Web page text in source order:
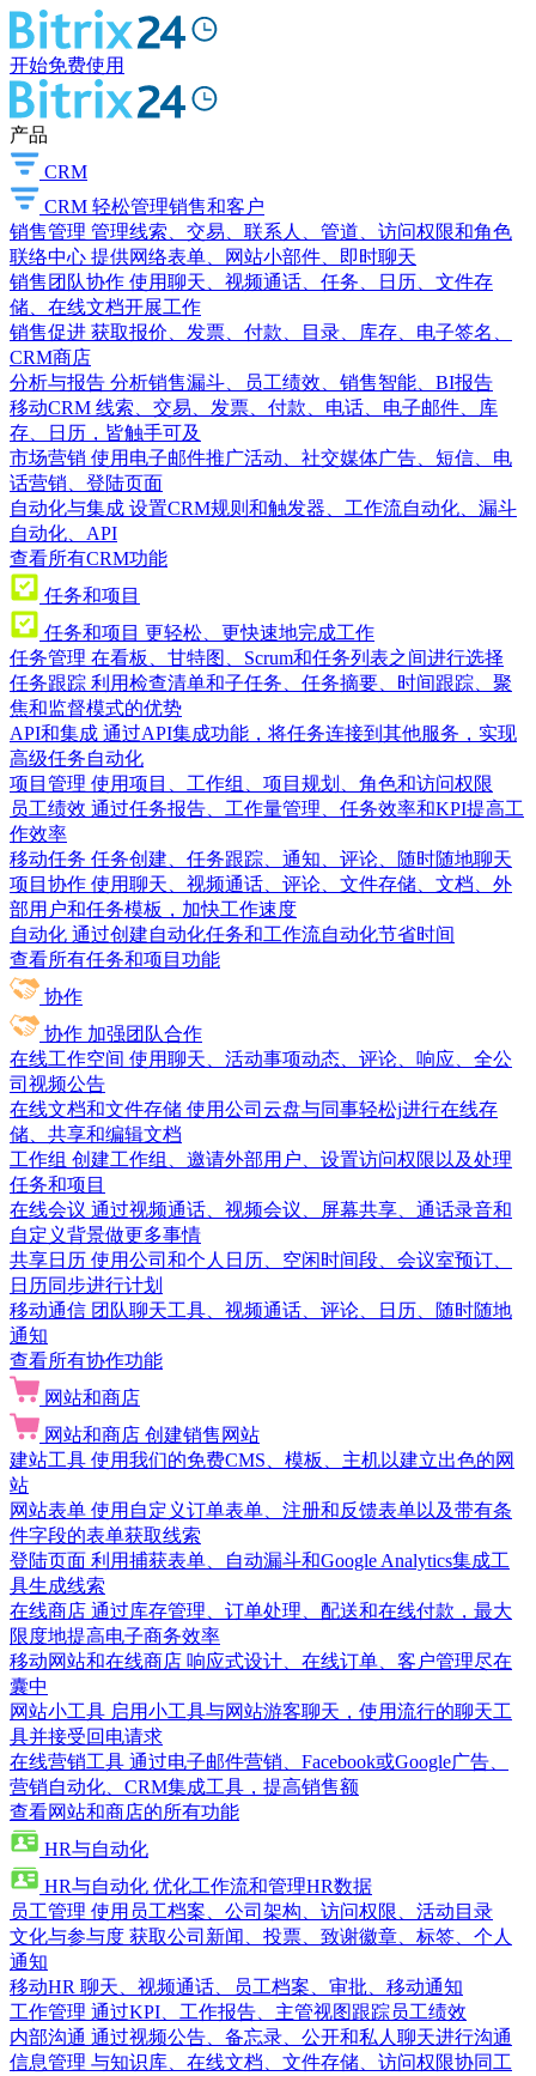
开始免费使用
产品
CRM
CRM 轻松管理销售和客户
销售管理 管理线索、交易、联系人、管道、访问权限和角色
联络中心 提供网络表单、网站小部件、即时聊天
销售团队协作 使用聊天、视频通话、任务、日历、文件存
储、在线文档开展工作
销售促进 获取报价、发票、付款、目录、库存、电子签名、
CRM商店
分析与报告 分析销售漏斗、员工绩效、销售智能、BI报告
移动CRM 线索、交易、发票、付款、电话、电子邮件、库
存、日历，皆触手可及
市场营销 使用电子邮件推广活动、社交媒体广告、短信、电
话营销、登陆页面
自动化与集成 设置CRM规则和触发器、工作流自动化、漏斗
自动化、API
查看所有CRM功能
任务和项目
任务和项目 更轻松、更快速地完成工作
任务管理 在看板、甘特图、Scrum和任务列表之间进行选择
任务跟踪 利用检查清单和子任务、任务摘要、时间跟踪、聚
焦和监督模式的优势
API和集成 通过API集成功能，将任务连接到其他服务，实现
高级任务自动化
项目管理 使用项目、工作组、项目规划、角色和访问权限
员工绩效 通过任务报告、工作量管理、任务效率和KPI提高工
作效率
移动任务 任务创建、任务跟踪、通知、评论、随时随地聊天
项目协作 使用聊天、视频通话、评论、文件存储、文档、外
部用户和任务模板，加快工作速度
自动化 通过创建自动化任务和工作流自动化节省时间
查看所有任务和项目功能
协作
协作 加强团队合作
在线工作空间 使用聊天、活动事项动态、评论、响应、全公
司视频公告
在线文档和文件存储 使用公司云盘与同事轻松j进行在线存
储、共享和编辑文档
工作组 创建工作组、邀请外部用户、设置访问权限以及处理
任务和项目
在线会议 通过视频通话、视频会议、屏幕共享、通话录音和
自定义背景做更多事情
共享日历 使用公司和个人日历、空闲时间段、会议室预订、
日历同步进行计划
移动通信 团队聊天工具、视频通话、评论、日历、随时随地
通知
查看所有协作功能
网站和商店
网站和商店 创建销售网站
建站工具 使用我们的免费CMS、模板、主机以建立出色的网
站
网站表单 使用自定义订单表单、注册和反馈表单以及带有条
件字段的表单获取线索
登陆页面 利用捕获表单、自动漏斗和Google Analytics集成工
具生成线索
在线商店 通过库存管理、订单处理、配送和在线付款，最大
限度地提高电子商务效率
移动网站和在线商店 响应式设计、在线订单、客户管理尽在
囊中
网站小工具 启用小工具与网站游客聊天，使用流行的聊天工
具并接受回电请求
在线营销工具 通过电子邮件营销、Facebook或Google广告、
营销自动化、CRM集成工具，提高销售额
查看网站和商店的所有功能
HR与自动化
HR与自动化 优化工作流和管理HR数据
员工管理 使用员工档案、公司架构、访问权限、活动目录
文化与参与度 获取公司新闻、投票、致谢徽章、标签、个人
通知
移动HR 聊天、视频通话、员工档案、审批、移动通知
工作管理 通过KPI、工作报告、主管视图跟踪员工绩效
内部沟通 通过视频公告、备忘录、公开和私人聊天进行沟通
信息管理 与知识库、在线文档、文件存储、访问权限协同工